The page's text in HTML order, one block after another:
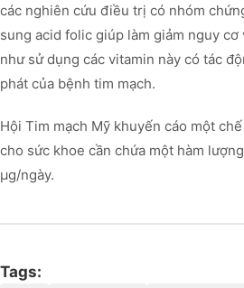
các nghiên cứu điều trị có nhóm
sung acid folic giúp làm giảm nguy cơ
như sử dụng các vitamin này có tác
phát của bệnh tim mạch.
Hội Tim mạch Mỹ khuyến cáo một
cho sức khoe cần chứa một hàm
µg/ngày.
Tags: